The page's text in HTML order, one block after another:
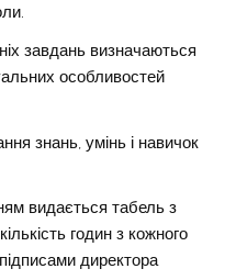
завдань визначаються
особливостей
знань, умінь і навичок
видається табель з
годин з кожного
директора